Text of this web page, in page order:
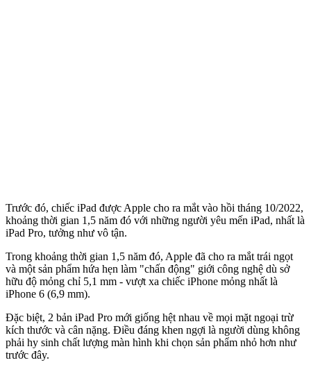
Trước đó, chiếc iPad được Apple cho ra mắt vào hồi tháng 10/2022,
khoảng thời gian 1,5 năm đó với những người yêu mến iPad, nhất là
iPad Pro, tưởng như vô tận.
Trong khoảng thời gian 1,5 năm đó, Apple đã cho ra mắt trái ngọt
và một sản phẩm hứa hẹn làm "chấn động" giới công nghệ dù sở
hữu độ mỏng chỉ 5,1 mm - vượt xa chiếc iPhone mỏng nhất là
iPhone 6 (6,9 mm).
Đặc biệt, 2 bản iPad Pro mới giống hệt nhau về mọi mặt ngoại trừ
kích thước và cân nặng. Điều đáng khen ngợi là người dùng không
phải hy sinh chất lượng màn hình khi chọn sản phẩm nhỏ hơn như
trước đây.